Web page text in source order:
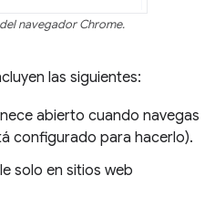
navegador Chrome.
las siguientes:
abierto cuando navegas
configurado para hacerlo).
solo en sitios web